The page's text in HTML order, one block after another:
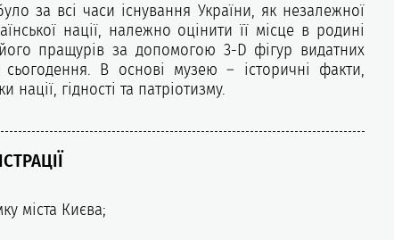
за всі часи існування України, як незалежної
нації, належно оцінити її місце в родині
пращурів за допомогою 3-D фігур видатних
В основі музею – історичні факти,
гідності та патріотизму.
міста Києва;